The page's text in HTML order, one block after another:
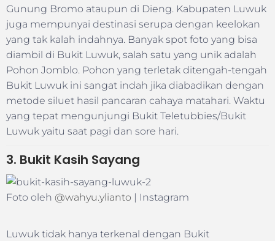
Gunung Bromo ataupun di Dieng. Kabupaten Luwuk
juga mempunyai destinasi serupa dengan keelokan
yang tak kalah indahnya. Banyak spot foto yang bisa
diambil di Bukit Luwuk, salah satu yang unik adalah
Pohon Jomblo. Pohon yang terletak ditengah-tengah
Bukit Luwuk ini sangat indah jika diabadikan dengan
metode siluet hasil pancaran cahaya matahari. Waktu
yang tepat mengunjungi Bukit Teletubbies/Bukit
Luwuk yaitu saat pagi dan sore hari.
3. Bukit Kasih Sayang
Foto oleh @wahyu.ylianto | Instagram
Luwuk tidak hanya terkenal dengan Bukit